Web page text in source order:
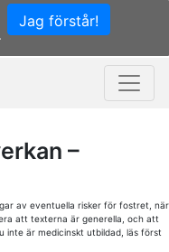
Jag förstår!
–
av eventuella risker för fostret, när
att texterna är generella, och att
inte är medicinskt utbildad, läs först